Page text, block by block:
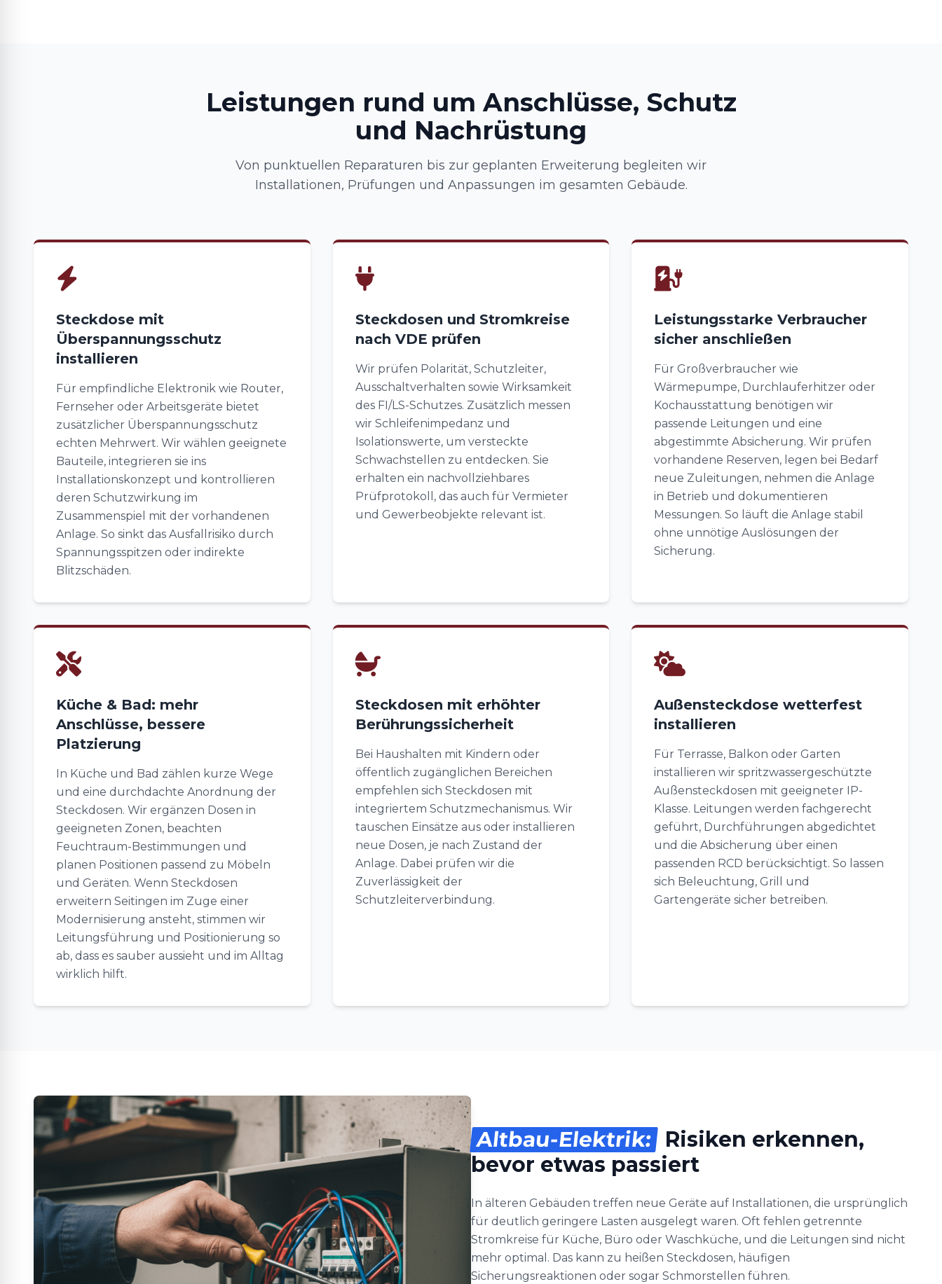
Leistungen rund um Anschlüsse, Schutz
und Nachrüstung
Von punktuellen Reparaturen bis zur geplanten Erweiterung begleiten wir
Installationen, Prüfungen und Anpassungen im gesamten Gebäude.
Steckdose mit
Überspannungsschutz
installieren
Für empfindliche Elektronik wie Router,
Fernseher oder Arbeitsgeräte bietet
zusätzlicher Überspannungsschutz
echten Mehrwert. Wir wählen geeignete
Bauteile, integrieren sie ins
Installationskonzept und kontrollieren
deren Schutzwirkung im
Zusammenspiel mit der vorhandenen
Anlage. So sinkt das Ausfallrisiko durch
Spannungsspitzen oder indirekte
Blitzschäden.
Steckdosen und Stromkreise
nach VDE prüfen
Wir prüfen Polarität, Schutzleiter,
Ausschaltverhalten sowie Wirksamkeit
des FI/LS-Schutzes. Zusätzlich messen
wir Schleifenimpedanz und
Isolationswerte, um versteckte
Schwachstellen zu entdecken. Sie
erhalten ein nachvollziehbares
Prüfprotokoll, das auch für Vermieter
und Gewerbeobjekte relevant ist.
Leistungsstarke Verbraucher
sicher anschließen
Für Großverbraucher wie
Wärmepumpe, Durchlauferhitzer oder
Kochausstattung benötigen wir
passende Leitungen und eine
abgestimmte Absicherung. Wir prüfen
vorhandene Reserven, legen bei Bedarf
neue Zuleitungen, nehmen die Anlage
in Betrieb und dokumentieren
Messungen. So läuft die Anlage stabil
ohne unnötige Auslösungen der
Sicherung.
Küche & Bad: mehr
Anschlüsse, bessere
Platzierung
In Küche und Bad zählen kurze Wege
und eine durchdachte Anordnung der
Steckdosen. Wir ergänzen Dosen in
geeigneten Zonen, beachten
Feuchtraum-Bestimmungen und
planen Positionen passend zu Möbeln
und Geräten. Wenn Steckdosen
erweitern Seitingen im Zuge einer
Modernisierung ansteht, stimmen wir
Leitungsführung und Positionierung so
ab, dass es sauber aussieht und im Alltag
wirklich hilft.
Steckdosen mit erhöhter
Berührungssicherheit
Bei Haushalten mit Kindern oder
öffentlich zugänglichen Bereichen
empfehlen sich Steckdosen mit
integriertem Schutzmechanismus. Wir
tauschen Einsätze aus oder installieren
neue Dosen, je nach Zustand der
Anlage. Dabei prüfen wir die
Zuverlässigkeit der
Schutzleiterverbindung.
Außensteckdose wetterfest
installieren
Für Terrasse, Balkon oder Garten
installieren wir spritzwassergeschützte
Außensteckdosen mit geeigneter IP-
Klasse. Leitungen werden fachgerecht
geführt, Durchführungen abgedichtet
und die Absicherung über einen
passenden RCD berücksichtigt. So lassen
sich Beleuchtung, Grill und
Gartengeräte sicher betreiben.
Altbau-Elektrik: Risiken erkennen,
bevor etwas passiert
In älteren Gebäuden treffen neue Geräte auf Installationen, die ursprünglich
für deutlich geringere Lasten ausgelegt waren. Oft fehlen getrennte
Stromkreise für Küche, Büro oder Waschküche, und die Leitungen sind nicht
mehr optimal. Das kann zu heißen Steckdosen, häufigen
Sicherungsreaktionen oder sogar Schmorstellen führen.